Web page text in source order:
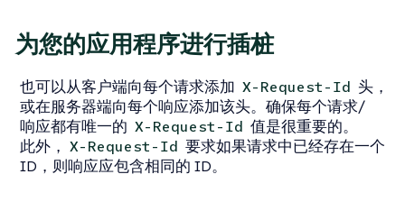
为您的应用程序进行插桩
也可以从客户端向每个请求添加 X-Request-Id 头，
或在服务器端向每个响应添加该头。确保每个请求/
响应都有唯一的 X-Request-Id 值是很重要的。
此外， X-Request-Id 要求如果请求中已经存在一个
ID，则响应应包含相同的 ID。